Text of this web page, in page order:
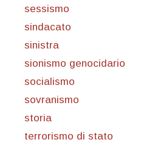
sessismo
sindacato
sinistra
sionismo genocidario
socialismo
sovranismo
storia
terrorismo di stato